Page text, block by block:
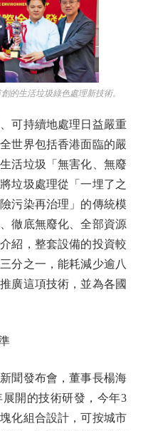
生活垃圾綠色處理新技術。
持續地處理日益嚴重
世界包括香港面臨的嚴
活垃圾「無害化、無廢
垃圾處理從「一埋了之
污染再治理」的傳統模
徹底無廢化、全部資源
紹，整套設備的投資較
分之一，能耗減少逾八
廣這項技術，並為各國
發布會，董事長楊海
開的技術研發，今年3
化組合設計，可按城市